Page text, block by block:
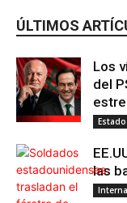
ÚLTIMOS
Los
del
las